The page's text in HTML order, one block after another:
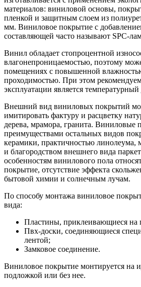
материалов: виниловой основы,
пленкой и защитным слоем из
мм. Виниловое покрытие с
составляющей часто называют SPC-
Винил обладает стопроцентной
влагонепроницаемостью, поэтому
помещениях с повышенной
проходимостью. При этом
эксплуатации является
Внешний вид виниловых покрытий
имитировать фактуру и расцветку
дерева, мрамора, гранита. Виниловые
преимуществами остальных видов
керамики, практичностью линолеума,
и благородством внешнего вида
особенностям винилового пола
покрытие, отсутствие эффекта
бытовой химии и солнечным лучам.
По способу монтажа виниловое
вида:
Пластины, приклеивающиеся на
Пвх-доски, соединяющиеся
лентой;
Замковое соединение.
Виниловое покрытие монтируется на
подложкой или без нее.